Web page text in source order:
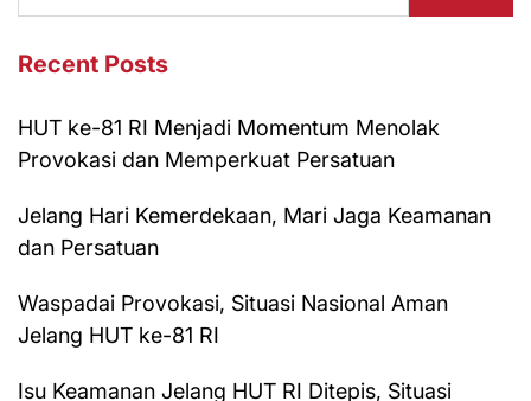
Recent Posts
HUT ke-81 RI Menjadi Momentum Menolak
Provokasi dan Memperkuat Persatuan
Jelang Hari Kemerdekaan, Mari Jaga Keamanan
dan Persatuan
Waspadai Provokasi, Situasi Nasional Aman
Jelang HUT ke-81 RI
Isu Keamanan Jelang HUT RI Ditepis, Situasi